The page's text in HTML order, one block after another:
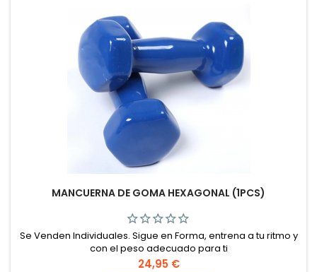
MANCUERNA DE GOMA HEXAGONAL (1PCS)
Se Venden Individuales. Sigue en Forma, entrena a tu ritmo y
con el peso adecuado para ti
Precio
24,95 €